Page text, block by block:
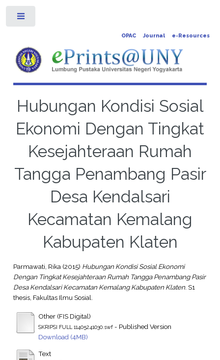
OPAC Journal e-Resources
Hubungan Kondisi Sosial
Ekonomi Dengan Tingkat
Kesejahteraan Rumah
Tangga Penambang Pasir
Desa Kendalsari
Kecamatan Kemalang
Kabupaten Klaten
Parmawati, Rika(2015) Hubungan Kondisi Sosial Ekonomi
Dengan Tingkat Kesejahteraan Rumah Tangga Penambang Pasir
Desa Kendalsari Kecamatan Kemalang Kabupaten Klaten. S1
thesis, Fakultas Ilmu Sosial.
Other (FIS Digital)
SKRIPSI FULL 11405241030.swf- Published Version
Download (4MB)
Text